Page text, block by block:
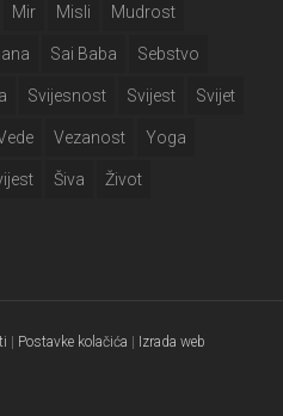
Mir Misli Mudrost
Sai Baba Sebstvo
Svijesnost Svijest Svijet
Vezanost Yoga
Šiva Život
Postavke kolačića
Izrada web